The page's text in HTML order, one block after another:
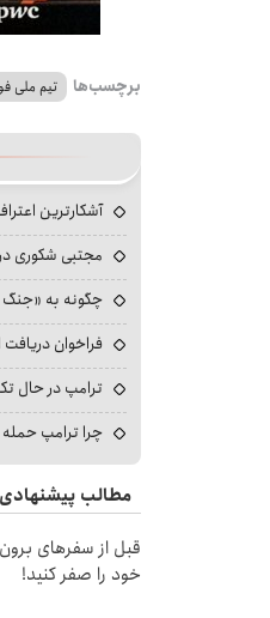
برچسب‌ها تیم ملی
آشکارترین
مجتبی شکوری
چگونه به «جنگ
فراخوان دریافت
ترامپ در حال
چرا ترامپ حمله
مطالب پیشنهادی
قبل از سفرهای
خود را صفر کنید!